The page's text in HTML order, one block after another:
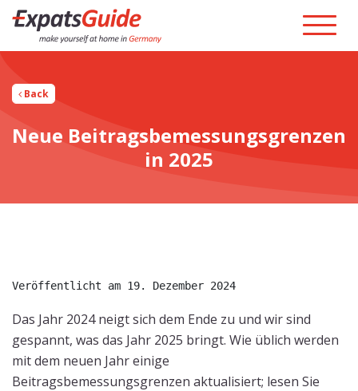
Back
Neue Beitragsbemessungsgrenzen
in 2025
Veröffentlicht am 19. Dezember 2024
Das Jahr 2024 neigt sich dem Ende zu und wir sind
gespannt, was das Jahr 2025 bringt. Wie üblich werden
mit dem neuen Jahr einige
Beitragsbemessungsgrenzen aktualisiert; lesen Sie